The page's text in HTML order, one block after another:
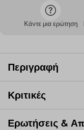
Κάντε μια ερώτηση
Περιγραφή
Κριτικές
Ερωτήσεις &